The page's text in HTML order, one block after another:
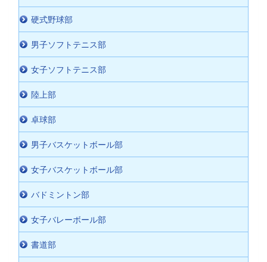
硬式野球部
男子ソフトテニス部
女子ソフトテニス部
陸上部
卓球部
男子バスケットボール部
女子バスケットボール部
バドミントン部
女子バレーボール部
書道部